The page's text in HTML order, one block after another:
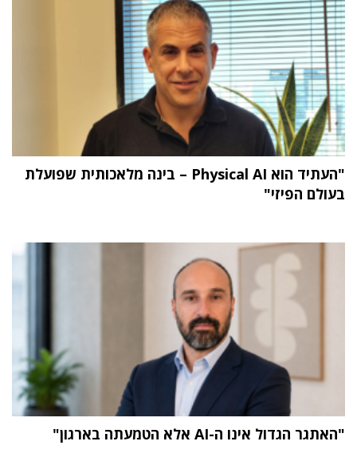
"העתיד הוא Physical AI – בינה מלאכותית שפועלת
בעולם הפיזי"
"האתגר הגדול אינו ה-AI אלא הטמעתה בארגון"